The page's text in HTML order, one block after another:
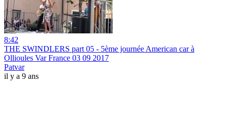
8:42
THE SWINDLERS part 05 - 5ème journée American car à
Ollioules Var France 03 09 2017
Patvar
il y a 9 ans